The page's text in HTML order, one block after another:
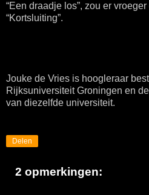
“Een draadje los”, zou er
“Kortsluiting”.
Jouke de Vries is hoogleraar
Rijksuniversiteit Groningen en
van diezelfde universiteit.
Delen
2 opmerkingen: